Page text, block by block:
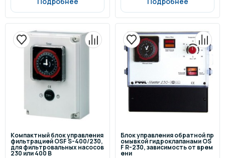
Компактный блок управления
фильтрацией OSF S-400/230,
для фильтровальных насосов
230 или 400 В
Блок управления обратной пр
омывкой гидроклапанами OS
F R-230, зависимость от врем
ени